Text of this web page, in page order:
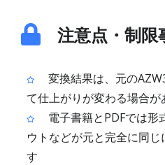
注意点・制限
変換結果は、元の
て仕上がりが変わる場合が
電子書籍とPDFでは形
ウトなどが元と完全に同
す